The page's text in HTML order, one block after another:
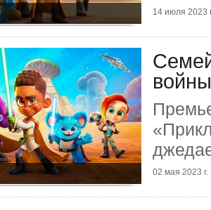
14 июля 2023
02 мая 2023 г.